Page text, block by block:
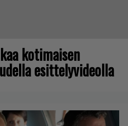
kotimaisen
esittelyvideolla